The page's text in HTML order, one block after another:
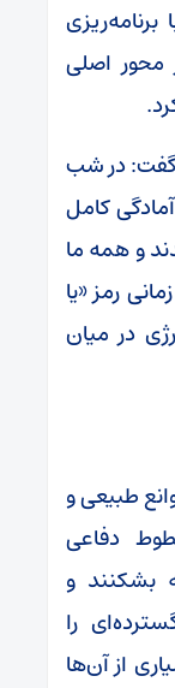
محور اصلی
گفت: در شب
با آمادگی کامل
و همه ما
رمز «یا
در میان
طبیعی و
دفاعی
بشکنند و
را
از آن‌ها